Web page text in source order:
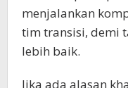
menjalankan
tim transisi, demi
lebih baik.
Jika ada alasan